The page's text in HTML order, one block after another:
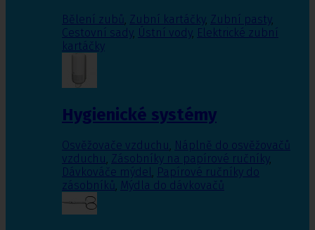
Bělení zubů, Zubní kartáčky, Zubní pasty,
Cestovní sady, Ústní vody, Elektrické zubní
kartáčky
Hygienické systémy
Osvěžovače vzduchu, Náplně do osvěžovačů
vzduchu, Zásobníky na papírové ručníky,
Dávkováče mýdel, Papírové ručníky do
zásobníků, Mýdla do dávkovačů